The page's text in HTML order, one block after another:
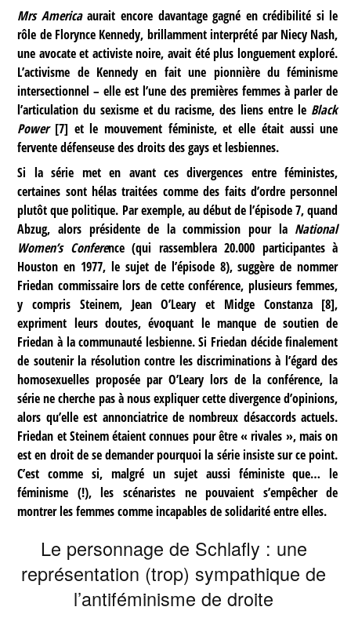
Mrs Americaaurait encore davantage gagné en crédibilité si le
rôle de Florynce Kennedy, brillamment interprété par Niecy Nash,
une avocate et activiste noire, avait été plus longuement exploré.
L’activisme de Kennedy en fait une pionnière du féminisme
intersectionnel – elle est l’une des premières femmes à parler de
l’articulation du sexisme et du racisme, des liens entre le Black
Power[7] et le mouvement féministe, et elle était aussi une
fervente défenseuse des droits des gays et lesbiennes.
Si la série met en avant ces divergences entre féministes,
certaines sont hélas traitées comme des faits d’ordre personnel
plutôt que politique. Par exemple, au début de l’épisode 7, quand
Abzug, alors présidente de la commission pour la National
Women’s Conference (qui rassemblera 20.000 participantes à
Houston en 1977, le sujet de l’épisode 8), suggère de nommer
Friedan commissaire lors de cette conférence, plusieurs femmes,
y compris Steinem, Jean O’Leary et Midge Constanza[8],
expriment leurs doutes, évoquant le manque de soutien de
Friedan à la communauté lesbienne. Si Friedan décide finalement
de soutenir la résolution contre les discriminations à l’égard des
homosexuelles proposée par O’Leary lors de la conférence, la
série ne cherche pas à nous expliquer cette divergence d’opinions,
alors qu’elle est annonciatrice de nombreux désaccords actuels.
Friedan et Steinem étaient connues pour être « rivales », mais on
est en droit de se demander pourquoi la série insiste sur ce point.
C’est comme si, malgré un sujet aussi féministe que… le
féminisme (!), les scénaristes ne pouvaient s’empêcher de
montrer les femmes comme incapables de solidarité entre elles.
Le personnage de Schlafly : une
représentation (trop) sympathique de
l’antiféminisme de droite